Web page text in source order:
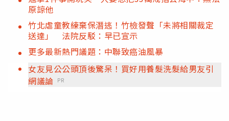
原諒他
竹北虐童教練棄保潛逃！竹檢發聲「未將相關裁定
送達」 法院反駁：早已宣示
更多最新熱門議題：中聯致癌油風暴
女友見公公頭頂後驚呆！買好用養髮洗髮給男友引
網議論 PR